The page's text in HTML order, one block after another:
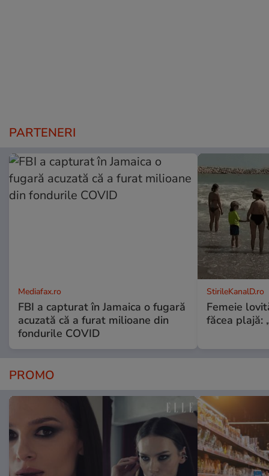
PARTENERI
Mediafax.ro
FBI a capturat în Jamaica o fugară
acuzată că a furat milioane din
fondurile COVID
StirileKanalD.ro
Femeie
făcea plajă:
PROMO